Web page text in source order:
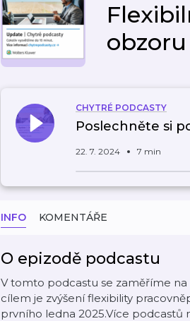
obzoru
CHYTRÉ PODCASTY
Poslechněte si
22. 7. 2024 7 min
INFO KOMENTÁŘE
O epizodě podcastu
V tomto podcastu se zaměříme
cílem je zvýšení flexibility
prvního ledna 2025.Více